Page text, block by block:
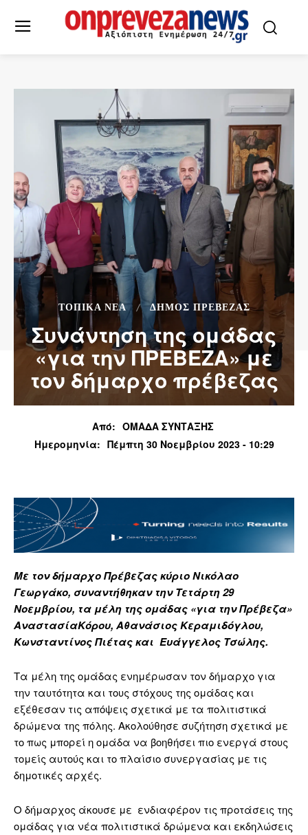
ΤΟΠΙΚΆ ΝΈΑ ΔΉΜΟΣ ΠΡΈΒΕΖΑΣ
Συνάντηση της ομάδας
«για την ΠΡΕΒΕΖΑ» με
τον δήμαρχο πρέβεζας
Από: ΟΜΑΔΑ ΣΥΝΤΑΞΗΣ
Ημερομηνία: Πέμπτη 30 Νοεμβρίου 2023 - 10:29
Με τον δήμαρχο Πρέβεζας κύριο Νικόλαο
Γεωργάκο, συναντήθηκαν την Τετάρτη 29
Νοεμβρίου, τα μέλη της ομάδας «για την Πρέβεζα»
ΑναστασίαΚόρου, Αθανάσιος Κεραμιδόγλου,
Κωνσταντίνος Πιέτας και Ευάγγελος Τσώλης.
Τα μέλη της ομάδας ενημέρωσαν τον δήμαρχο για
την ταυτότητα και τους στόχους της ομάδας και
εξέθεσαν τις απόψεις σχετικά με τα πολιτιστικά
δρώμενα της πόλης. Ακολούθησε συζήτηση σχετικά με
το πως μπορεί η ομάδα να βοηθήσει πιο ενεργά στους
τομείς αυτούς και το πλαίσιο συνεργασίας με τις
δημοτικές αρχές.
Ο δήμαρχος άκουσε με ενδιαφέρον τις προτάσεις της
ομάδας για νέα πολιτιστικά δρώμενα και εκδηλώσεις